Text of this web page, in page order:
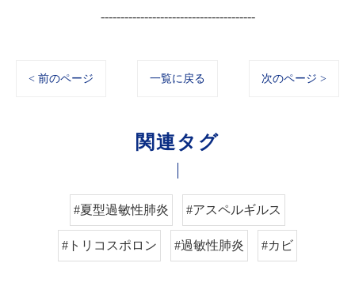
---------------------------------------
< 前のページ 一覧に戻る 次のページ >
関連タグ
#夏型過敏性肺炎 #アスペルギルス
#トリコスポロン #過敏性肺炎 #カビ